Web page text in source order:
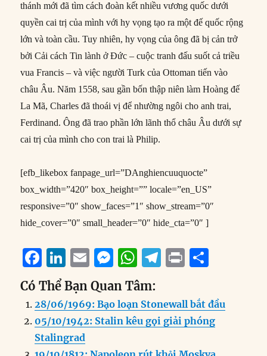
thánh mới đã tìm cách đoàn kết nhiều vương quốc dưới
quyền cai trị của mình với hy vọng tạo ra một đế quốc rộng
lớn và toàn cầu. Tuy nhiên, hy vọng của ông đã bị cản trở
bởi Cải cách Tin lành ở Đức – cuộc tranh đấu suốt cả triều
vua Francis – và việc người Turk của Ottoman tiến vào
châu Âu. Năm 1558, sau gần bốn thập niên làm Hoàng đế
La Mã, Charles đã thoái vị để nhường ngôi cho anh trai,
Ferdinand. Ông đã trao phần lớn lãnh thổ châu Âu dưới sự
cai trị của mình cho con trai là Philip.
[efb_likebox fanpage_url=”DAnghiencuuquocte”
box_width=”420″ box_height=”” locale=”en_US”
responsive=”0″ show_faces=”1″ show_stream=”0″
hide_cover=”0″ small_header=”0″ hide_cta=”0″ ]
F
a
c
e
b
Li
n
k
e
d
E
m
ai
l
M
e
ss
e
n
W
h
at
s
A
T
e
g
r
P
n
t
a
re
Có Thể Bạn Quan Tâm:
28/06/1969: Bạo loạn Stonewall bắt đầu
05/10/1942: Stalin kêu gọi giải phóng
Stalingrad